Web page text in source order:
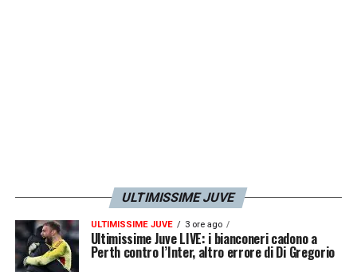
ULTIMISSIME JUVE
ULTIMISSIME JUVE 3 ore ago
Ultimissime Juve LIVE: i bianconeri cadono a
Perth contro l’Inter, altro errore di Di Gregorio